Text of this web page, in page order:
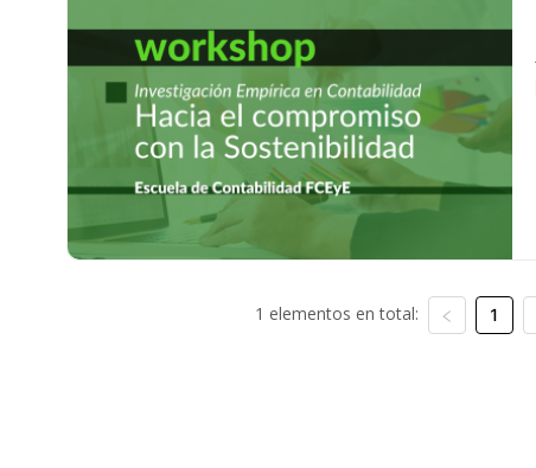
1 elementos en total: 1